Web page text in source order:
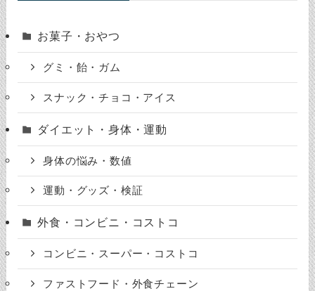
お菓子・おやつ
グミ・飴・ガム
スナック・チョコ・アイス
ダイエット・身体・運動
身体の悩み・数値
運動・グッズ・検証
外食・コンビニ・コストコ
コンビニ・スーパー・コストコ
ファストフード・外食チェーン